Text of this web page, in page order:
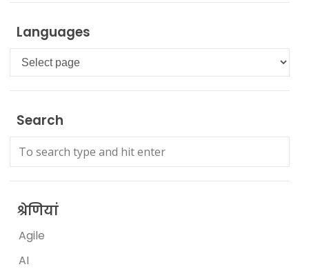
Languages
Languages
Search
श्रेणियां
Agile
AI